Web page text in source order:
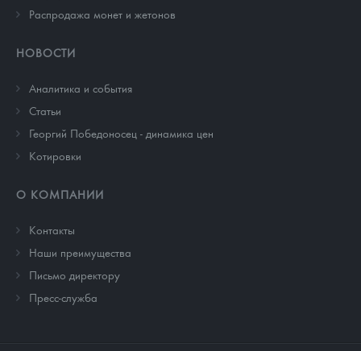
Распродажа монет и жетонов
НОВОСТИ
Аналитика и события
Cтатьи
Георгий Победоносец - динамика цен
Котировки
О КОМПАНИИ
Контакты
Наши преимущества
Письмо директору
Пресс-служба